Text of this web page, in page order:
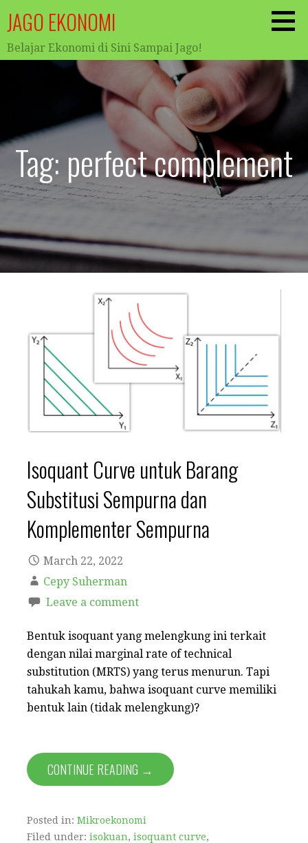
content
JAGO EKONOMI
Belajar Ekonomi di Sini Sampai Jago!
Tag: perfect complement
Isoquant Curve untuk Barang
Substitusi Sempurna dan
Komplementer Sempurna
March 22, 2022
Cepy Suherman
Leave a comment
Bentuk isoquant yang melengkung ini terkait
dengan nilai marginal rate of technical
substitution (MRTS) yang terus menurun. Tapi
tahukah kamu, bahwa isoquant curve memiliki
bentuk lain (tidak melengkung)?
CONTINUE READING →
Posted in: Mikroekonomi
Filed under: isokuan, isoquant curve,